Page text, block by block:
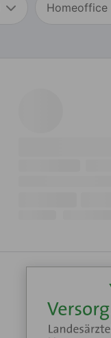
Homeoffice